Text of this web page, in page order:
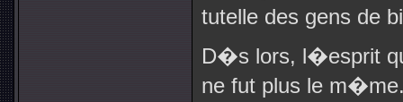
tutelle des gens de
D�s lors, l�esprit
ne fut plus le